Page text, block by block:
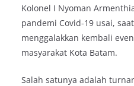
Kolonel I Nyoman
pandemi Covid-19 usai,
menggalakkan kembali
masyarakat Kota Batam.
Salah satunya adalah